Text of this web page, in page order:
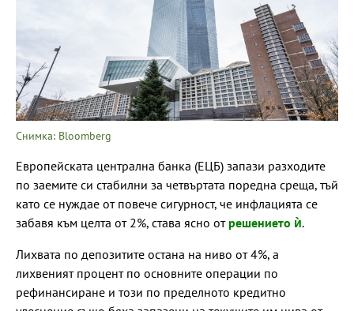
Снимка: Bloomberg
Европейската централна банка (ЕЦБ) запази разходите
по заемите си стабилни за четвъртата поредна среща, тъй
като се нуждае от повече сигурност, че инфлацията се
забавя към целта от 2%, става ясно отрешението ѝ.
Лихвата по депозитите остана на ниво от 4%, а
лихвеният процент по основните операции по
рефинансиране и този по пределното кредитно